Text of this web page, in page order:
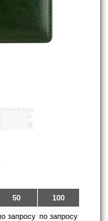
50 100
запросу по запросу